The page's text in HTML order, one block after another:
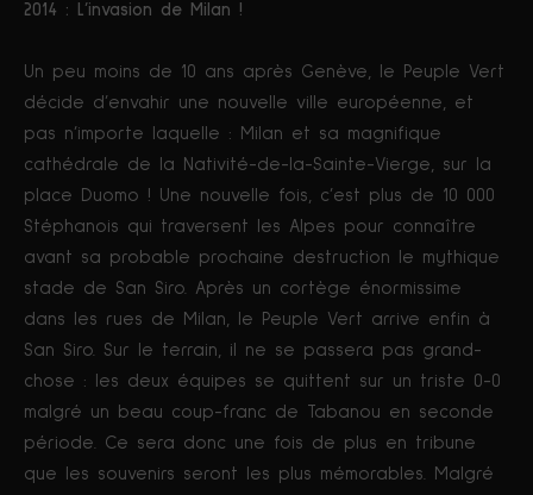
2014 : L’invasion de Milan !
Un peu moins de 10 ans après Genève, le Peuple Vert
décide d’envahir une nouvelle ville européenne, et
pas n’importe laquelle : Milan et sa magnifique
cathédrale de la Nativité-de-la-Sainte-Vierge, sur la
place Duomo ! Une nouvelle fois, c’est plus de 10 000
Stéphanois qui traversent les Alpes pour connaître
avant sa probable prochaine destruction le mythique
stade de San Siro. Après un cortège énormissime
dans les rues de Milan, le Peuple Vert arrive enfin à
San Siro. Sur le terrain, il ne se passera pas grand-
chose : les deux équipes se quittent sur un triste 0-0
malgré un beau coup-franc de Tabanou en seconde
période. Ce sera donc une fois de plus en tribune
que les souvenirs seront les plus mémorables. Malgré